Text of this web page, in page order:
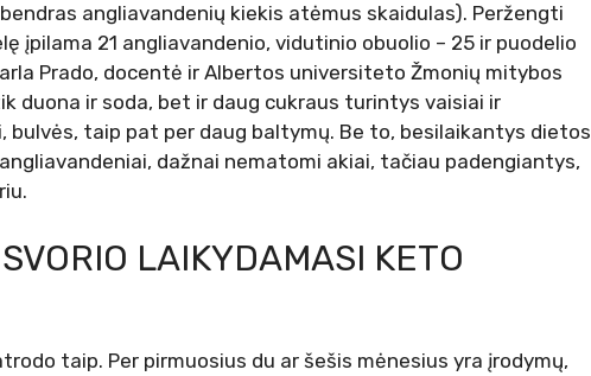
angliavandenių kiekis atėmus skaidulas). Peržengti
įpilama 21 angliavandenio, vidutinio obuolio – 25 ir puodelio
Prado, docentė ir Albertos universiteto Žmonių mitybos
duona ir soda, bet ir daug cukraus turintys vaisiai ir
bulvės, taip pat per daug baltymų. Be to, besilaikantys dietos
angliavandeniai, dažnai nematomi akiai, tačiau padengiantys,
LAIKYDAMASI KETO
taip. Per pirmuosius du ar šešis mėnesius yra įrodymų,